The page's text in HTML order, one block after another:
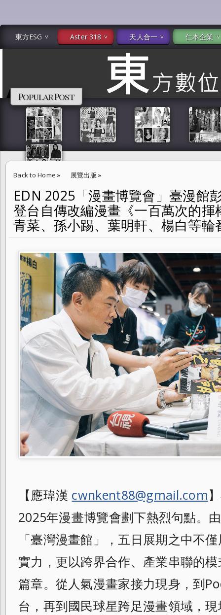
東方ESG Aster 318 天人合一 仁本企業
Popular Post
Back to Home » 展覽出版 »
EDN 2025「漫畫博覽會」臺漫館彭政閔與漫畫家楊白壓軸登台自傳改
花宥、每日青菜、孫小踢、葉明軒、楊白等輪番登場 燃起原創IP新時代
EDN 2025「漫畫博覽會」臺漫館
登台自傳改編漫畫《一百萬次的揮
青菜、孫小踢、葉明軒、楊白等
【應瑋漢 cwnkent88@gmail.com
2025年漫畫博覽會劃下熱烈句點。
「臺灣漫畫館」，五日展期之中不
實力，更以跨界合作、產業串聯的
篇章。從人氣漫畫家接力現身，到
台，再到國民球星跨足漫畫領域，